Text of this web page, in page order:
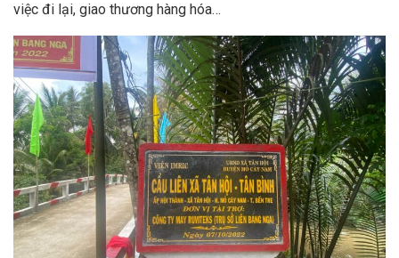
việc đi lại, giao thương hàng hóa…